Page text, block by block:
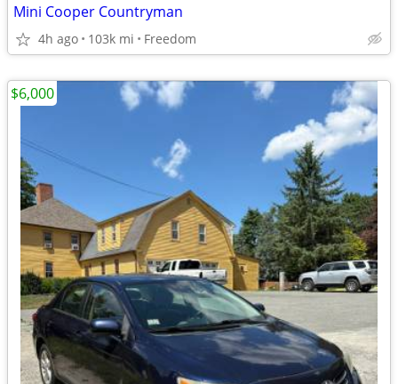
Mini Cooper Countryman
4h ago 103k mi Freedom
$6,000